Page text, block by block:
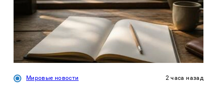
Мировые новости 2 часа назад